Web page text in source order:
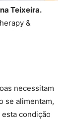
Teixeira.
&
necessitam
se alimentam,
condição